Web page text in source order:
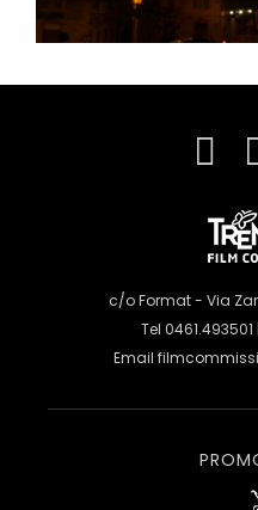
c/o Format - Via
Tel
Email